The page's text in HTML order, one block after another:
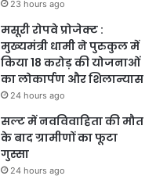
23 hours ago
मसूरी रोपवे प्रोजेक्ट :
मुख्‍यमंत्री धामी ने पुरुकुल में
किया 18 करोड़ की योजनाओं
का लोकार्पण और शिलान्यास
24 hours ago
सल्ट में नवविवाहिता की मौत
के बाद ग्रामीणों का फूटा
गुस्सा
24 hours ago